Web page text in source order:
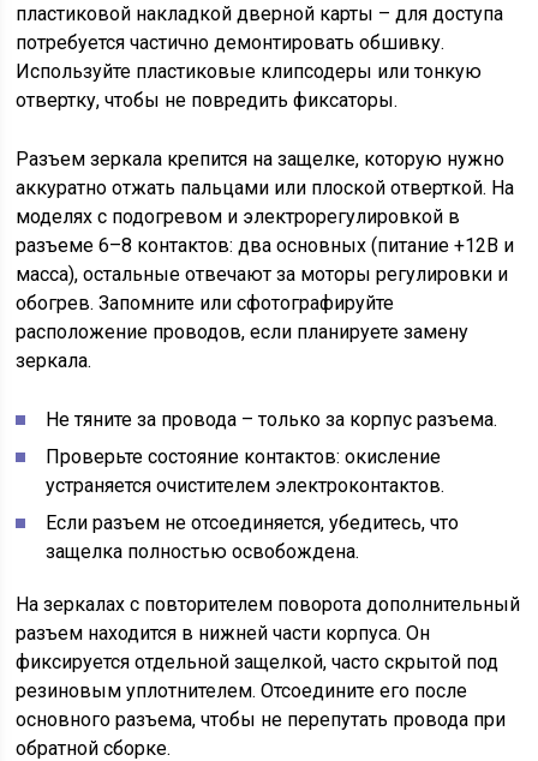
пластиковой накладкой дверной карты – для доступа
потребуется частично демонтировать обшивку.
Используйте пластиковые клипсодеры или тонкую
отвертку, чтобы не повредить фиксаторы.
Разъем зеркала крепится на защелке, которую нужно
аккуратно отжать пальцами или плоской отверткой. На
моделях с подогревом и электрорегулировкой в
разъеме 6–8 контактов: два основных (питание +12В и
масса), остальные отвечают за моторы регулировки и
обогрев. Запомните или сфотографируйте
расположение проводов, если планируете замену
зеркала.
Не тяните за провода – только за корпус разъема.
Проверьте состояние контактов: окисление
устраняется очистителем электроконтактов.
Если разъем не отсоединяется, убедитесь, что
защелка полностью освобождена.
На зеркалах с повторителем поворота дополнительный
разъем находится в нижней части корпуса. Он
фиксируется отдельной защелкой, часто скрытой под
резиновым уплотнителем. Отсоедините его после
основного разъема, чтобы не перепутать провода при
обратной сборке.